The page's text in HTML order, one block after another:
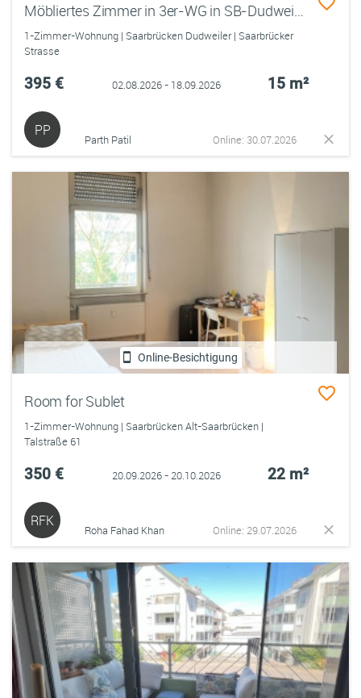
Möbliertes Zimmer in 3er-WG in SB-Dudweiler – mit eigener Küche im Zimmer!
1-Zimmer-Wohnung | Saarbrücken Dudweiler | Saarbrücker
Strasse
395 € 02.08.2026 - 18.09.2026 15 m²
PP
Parth Patil Online: 30.07.2026
Online-Besichtigung
Room for Sublet
1-Zimmer-Wohnung | Saarbrücken Alt-Saarbrücken |
Talstraße 61
350 € 20.09.2026 - 20.10.2026 22 m²
RFK
Roha Fahad Khan Online: 29.07.2026